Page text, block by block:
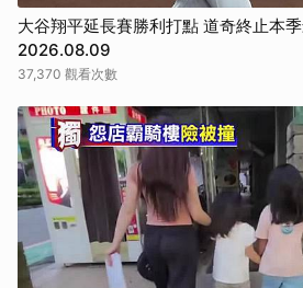
大谷翔平延長賽勝利打點 道奇終止本季
2026.08.09
37,370 觀看次數